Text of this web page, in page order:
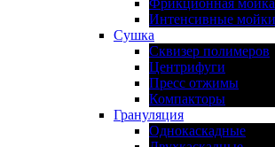
Фрикционная мойка
Интенсивные мойки
Сушка
Сквизер полимеров
Центрифуги
Пресс отжимы
Компакторы
Грануляция
Однокаскадные